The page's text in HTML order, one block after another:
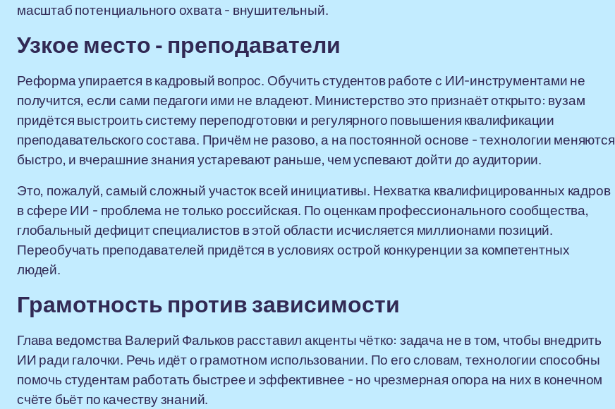
масштаб потенциального охвата - внушительный.
Узкое место - преподаватели
Реформа упирается в кадровый вопрос. Обучить студентов работе с ИИ-инструментами не
получится, если сами педагоги ими не владеют. Министерство это признаёт открыто: вузам
придётся выстроить систему переподготовки и регулярного повышения квалификации
преподавательского состава. Причём не разово, а на постоянной основе - технологии меняются
быстро, и вчерашние знания устаревают раньше, чем успевают дойти до аудитории.
Это, пожалуй, самый сложный участок всей инициативы. Нехватка квалифицированных кадров
в сфере ИИ - проблема не только российская. По оценкам профессионального сообщества,
глобальный дефицит специалистов в этой области исчисляется миллионами позиций.
Переобучать преподавателей придётся в условиях острой конкуренции за компетентных
людей.
Грамотность против зависимости
Глава ведомства Валерий Фальков расставил акценты чётко: задача не в том, чтобы внедрить
ИИ ради галочки. Речь идёт о грамотном использовании. По его словам, технологии способны
помочь студентам работать быстрее и эффективнее - но чрезмерная опора на них в конечном
счёте бьёт по качеству знаний.